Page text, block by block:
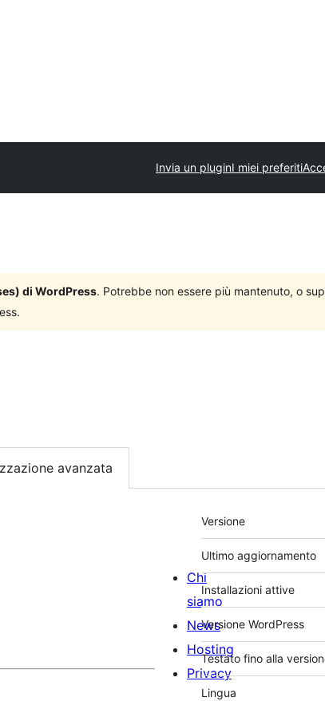
Invia un pluginI miei preferiti
di WordPress. Potrebbe non essere più mantenuto, o
avanzata
Meta
Versione
Ultimo aggiornamento
Installazioni attive
Versione WordPress
Testato fino alla
Lingua
Chi
siamo
News
Hosting
Privacy